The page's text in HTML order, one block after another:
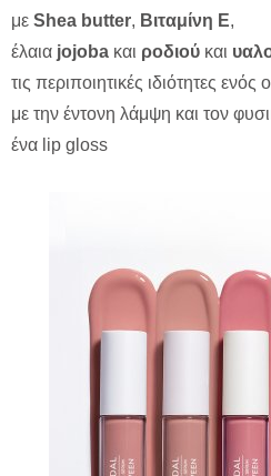
με Shea butter, Βιταμίνη E,
έλαια jojoba και ροδιού και
τις περιποιητικές ιδιότητες
με την έντονη λάμψη και τον
ένα lip gloss